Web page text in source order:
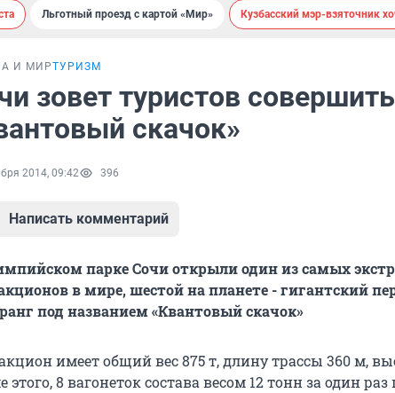
Льготный проезд с картой «Мир» Кузбасский мэр-взяточник
И МИРТУРИЗМ
зовет туристов совершить
скачок»
2014, 09:42 396
Написать комментарий
парке Сочи открыли один из самых
в мире, шестой на планете - гигантский
под названием «Квантовый скачок»
имеет общий вес 875 т, длину трассы 360 м,
этого, 8 вагонеток состава весом 12 тонн за один раз